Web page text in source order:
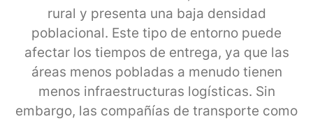
rural y presenta una baja densidad
poblacional. Este tipo de entorno puede
afectar los tiempos de entrega, ya que las
áreas menos pobladas a menudo tienen
menos infraestructuras logísticas. Sin
embargo, las compañías de transporte como